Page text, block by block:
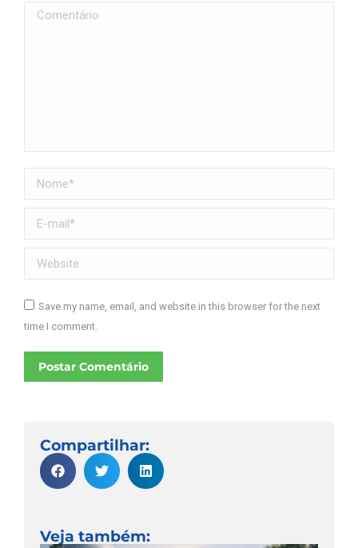
Comentário
Nome *
E-mail *
Website
Save my name, email, and website in this browser for the next
time I comment.
Postar Comentário
Compartilhar:
Veja também: